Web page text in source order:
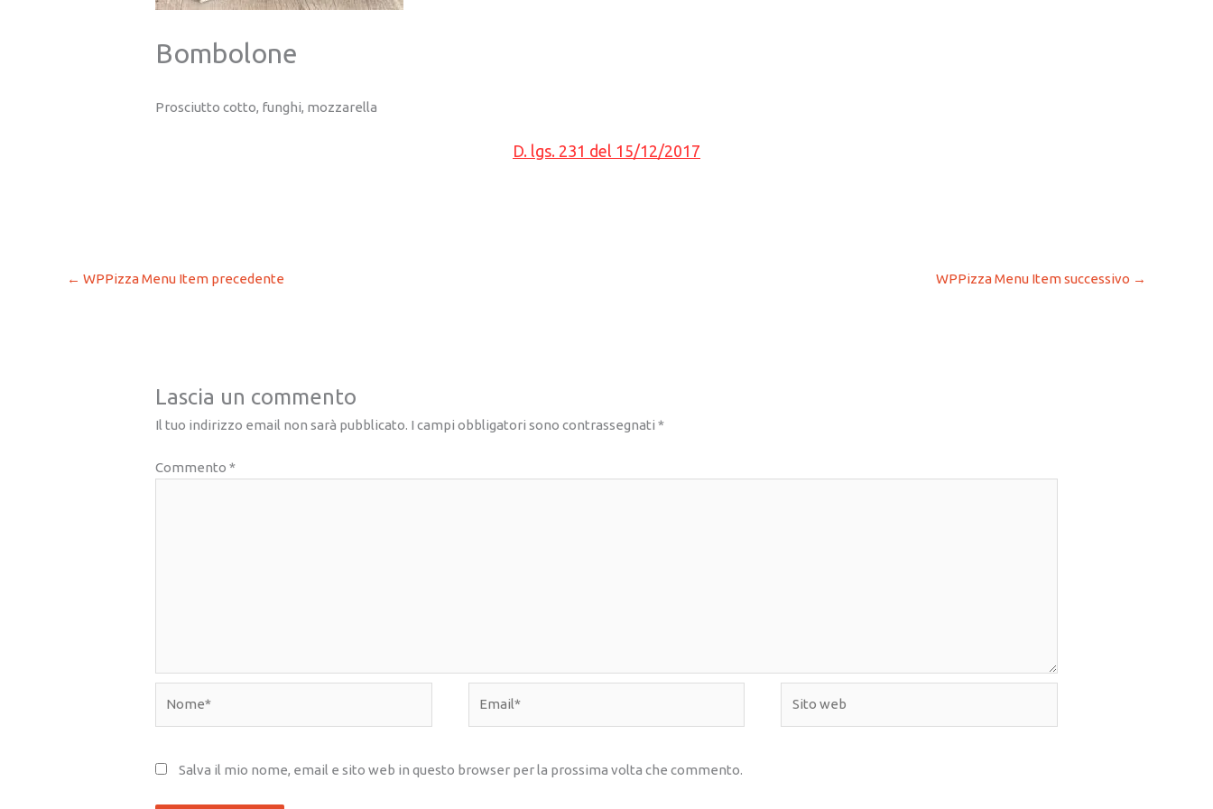
Bombolone
Prosciutto cotto, funghi, mozzarella
D. lgs. 231 del 15/12/2017
← WPPizza Menu Item precedente WPPizza Menu Item successivo →
Lascia un commento
Il tuo indirizzo email non sarà pubblicato. I campi obbligatori sono contrassegnati*
Commento*
web
Salva il mio nome, email e sito web in questo browser per la prossima volta che commento.